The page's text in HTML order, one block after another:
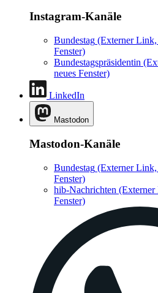
Instagram-Kanäle
Bundestag (Externer
Fenster)
Bundestagspräsidentin
neues Fenster)
LinkedIn
Mastodon
Mastodon-Kanäle
Bundestag (Externer
Fenster)
hib-Nachrichten
Fenster)